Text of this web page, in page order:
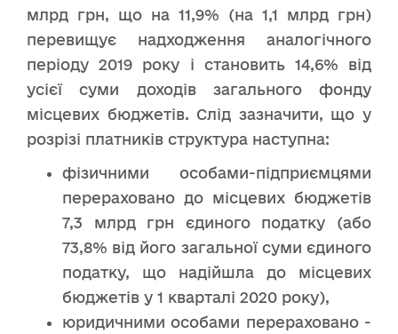
млрд грн, що на 11,9% (на 1,1 млрд грн)
перевищує надходження аналогічного
періоду 2019 року і становить 14,6% від
усієї суми доходів загального фонду
місцевих бюджетів. Слід зазначити, що у
розрізі платників структура наступна:
фізичними особами-підприємцями
перераховано до місцевих бюджетів
7,3 млрд грн єдиного податку (або
73,8% від його загальної суми єдиного
податку, що надійшла до місцевих
бюджетів у 1 кварталі 2020 року),
юридичними особами перераховано -